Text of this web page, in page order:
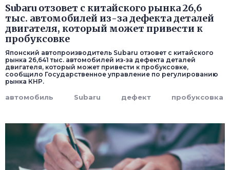
Subaru отзовет с китайского рынка 26,6
тыс. автомобилей из-за дефекта деталей
двигателя, который может привести к
пробуксовке
Японский автопроизводитель Subaru отзовет с китайского
рынка 26,641 тыс. автомобилей из-за дефекта деталей
двигателя, который может привести к пробуксовке,
сообщило Государственное управление по регулированию
рынка КНР.
автомобиль Subaru дефект пробуксовка